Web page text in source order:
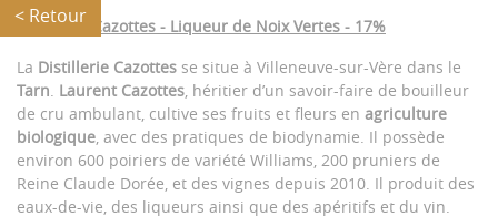
< Retour
Distillerie Cazottes - Liqueur de Noix Vertes - 17%
La Distillerie Cazottes se situe à Villeneuve-sur-Vère dans le
Tarn. Laurent Cazottes, héritier d’un savoir-faire de bouilleur
de cru ambulant, cultive ses fruits et fleurs en agriculture
biologique, avec des pratiques de biodynamie. Il possède
environ 600 poiriers de variété Williams, 200 pruniers de
Reine Claude Dorée, et des vignes depuis 2010. Il produit des
eaux-de-vie, des liqueurs ainsi que des apéritifs et du vin.